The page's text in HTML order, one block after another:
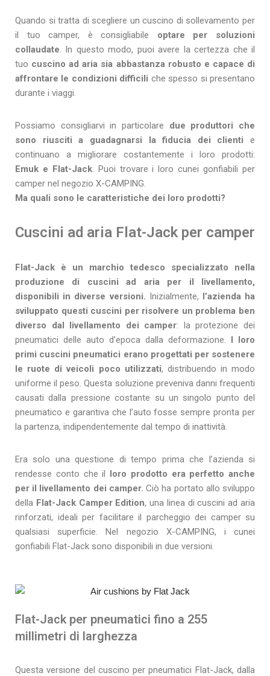
Quando si tratta di scegliere un cuscino di sollevamento per
il tuo camper, è consigliabile optare per soluzioni
collaudate. In questo modo, puoi avere la certezza che il
tuo cuscino ad aria sia abbastanza robusto e capace di
affrontare le condizioni difficili che spesso si presentano
durante i viaggi.
Possiamo consigliarvi in particolare due produttori che
sono riusciti a guadagnarsi la fiducia dei clienti e
continuano a migliorare costantemente i loro prodotti:
Emuk e Flat-Jack. Puoi trovare i loro cunei gonfiabili per
camper nel negozio X-CAMPING.
Ma quali sono le caratteristiche dei loro prodotti?
Cuscini ad aria Flat-Jack per camper
Flat-Jack è un marchio tedesco specializzato nella
produzione di cuscini ad aria per il livellamento,
disponibili in diverse versioni. Inizialmente, l’azienda ha
sviluppato questi cuscini per risolvere un problema ben
diverso dal livellamento dei camper: la protezione dei
pneumatici delle auto d’epoca dalla deformazione. I loro
primi cuscini pneumatici erano progettati per sostenere
le ruote di veicoli poco utilizzati, distribuendo in modo
uniforme il peso. Questa soluzione preveniva danni frequenti
causati dalla pressione costante su un singolo punto del
pneumatico e garantiva che l’auto fosse sempre pronta per
la partenza, indipendentemente dal tempo di inattività.
Era solo una questione di tempo prima che l’azienda si
rendesse conto che il loro prodotto era perfetto anche
per il livellamento dei camper. Ciò ha portato allo sviluppo
della Flat-Jack Camper Edition, una linea di cuscini ad aria
rinforzati, ideali per facilitare il parcheggio dei camper su
qualsiasi superficie. Nel negozio X-CAMPING, i cunei
gonfiabili Flat-Jack sono disponibili in due versioni.
Flat-Jack per pneumatici fino a 255
millimetri di larghezza
Questa versione del cuscino per pneumatici Flat-Jack, dalla